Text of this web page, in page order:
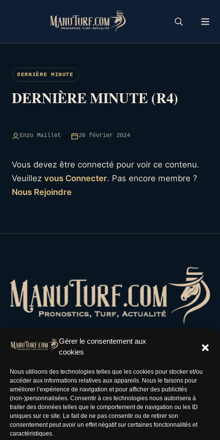
Gérer le consentement aux
cookies
Nous utilisons des technologies telles que les cookies pour stocker et/ou
accéder aux informations relatives aux appareils. Nous le faisons pour
améliorer l’expérience de navigation et pour afficher des publicités
(non-)personnalisées. Consentir à ces technologies nous autorisera à
traiter des données telles que le comportement de navigation ou les ID
uniques sur ce site. Le fait de ne pas consentir ou de retirer son
consentement peut avoir un effet négatif sur certaines fonctonnalités et
caractéristiques.
DERNIÈRE MINUTE
DERNIÈRE MINUTE (R4)
Enzo Maillet 26 février 2024
Vous devez être connecté pour voir ce contenu.
Veuillez vous Connecter. Pas encore membre ?
Nous Rejoindre
Informations